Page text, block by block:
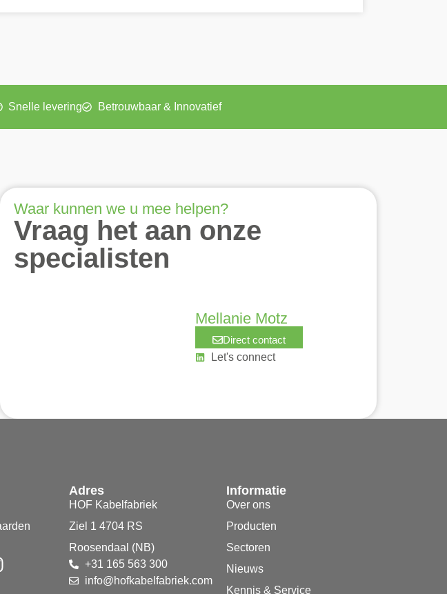
Snelle levering Betrouwbaar & Innovatief
Waar kunnen we u mee helpen?
Vraag het aan onze
specialisten
Mellanie Motz
Direct contact
Let's connect
Adres
HOF Kabelfabriek
Ziel 1 4704 RS
Roosendaal (NB)
+31 165 563 300
info@hofkabelfabriek.com
Informatie
Over ons
Producten
Sectoren
Nieuws
Kennis & Service